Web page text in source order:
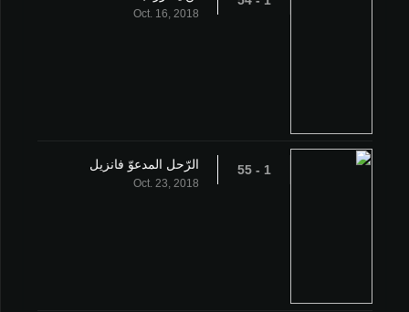
Oct. 16, 2018
1 - 55 الرّحل المدعوّ فانزيل
Oct. 23, 2018